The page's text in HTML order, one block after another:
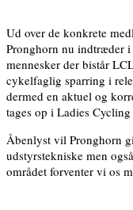
Ud over de konkrete
Pronghorn nu indtræder i
mennesker der bistår
cykelfaglig sparring i
dermed en aktuel og
tages op i Ladies
Åbenlyst vil Pronghorn
udstyrstekniske men
området forventer vi os